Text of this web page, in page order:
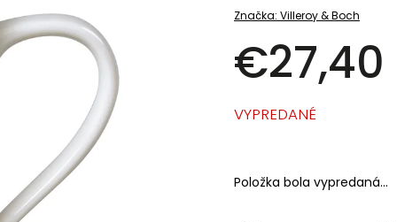
Značka:Villeroy & Boch
€27,40
Položka bola vypredaná…
VYPREDANÉ